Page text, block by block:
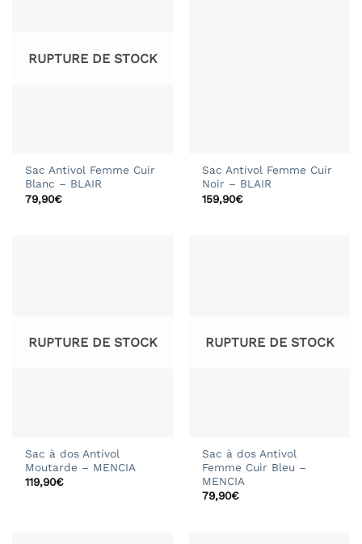
RUPTURE DE STOCK
Sac Antivol Femme Cuir
Blanc – BLAIR
79,90€
Sac Antivol Femme Cuir
Noir – BLAIR
159,90€
RUPTURE DE STOCK
Sac à dos Antivol
Moutarde – MENCIA
119,90€
RUPTURE DE STOCK
Sac à dos Antivol
Femme Cuir Bleu –
MENCIA
79,90€